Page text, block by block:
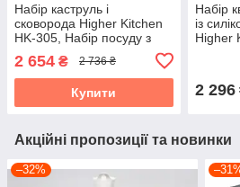
Набір каструль і
сковорода Higher Kitchen
HK-305, Набір посуду з
гранітним антипригарним
покриттям КРАСНИЙ
2 654 ₴ 2 736 ₴
Купити
Набір
із
Higher
2 296
Акційні пропозиції та новинки
–32%